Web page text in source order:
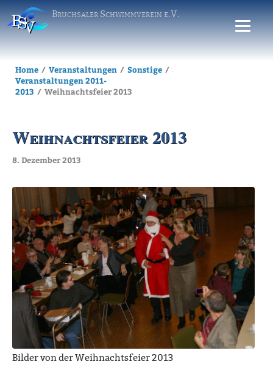
Bruchsaler Schwimmverein e.V.
Home Veranstaltungen Sonstige
Sonstige
Veranstaltungen 2011-
2013
Weihnachtsfeier 2013
Weihnachtsfeier 2013
8. Dezember 2013
Bilder von der Weihnachtsfeier 2013